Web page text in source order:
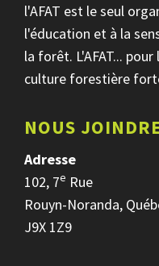
l'AFAT est le seul
l'éducation et à la
la forêt. L'AFAT...
culture forestière
NOUS
Adresse
102, 7e Rue
Rouyn-Noranda,
J9X 1Z9